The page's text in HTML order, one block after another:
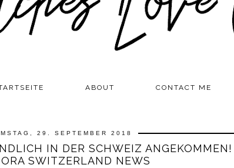
ABOUT CONTACT ME
29. SEPTEMBER 2018
IN DER SCHWEIZ ANGEKOMMEN! |
SWITZERLAND NEWS